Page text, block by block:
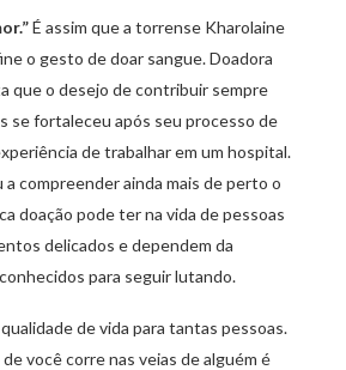
É assim que a torrense Kharolaine
o gesto de doar sangue. Doadora
que o desejo de contribuir sempre
se fortaleceu após seu processo de
de trabalhar em um hospital.
compreender ainda mais de perto o
doação pode ter na vida de pessoas
delicados e dependem da
para seguir lutando.
de vida para tantas pessoas.
você corre nas veias de alguém é